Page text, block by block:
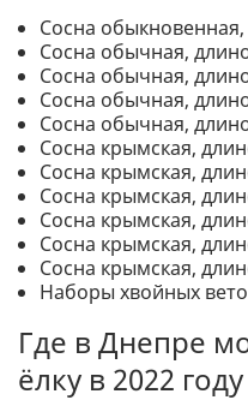
Сосна
Сосна обычная,
Сосна обычная,
Сосна обычная,
Сосна обычная,
Сосна крымская,
Сосна крымская,
Сосна крымская,
Сосна крымская,
Сосна крымская,
Сосна крымская,
Наборы хвойных
Где в Днепре
ёлку в 2022 году